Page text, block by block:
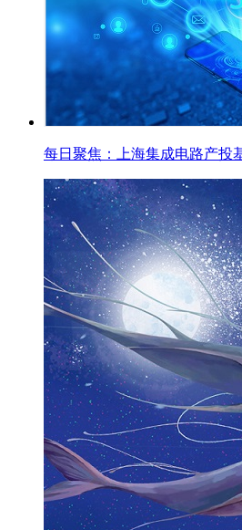
每日聚焦：上海集成电路产投